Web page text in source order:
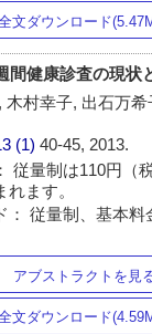
文ダウンロード
間健康診査の現状
木村幸子, 出石万
(1)40-45, 2013.
従量制は110円（
ます。
： 従量制、基本料
アブストラクトを見
文ダウンロード